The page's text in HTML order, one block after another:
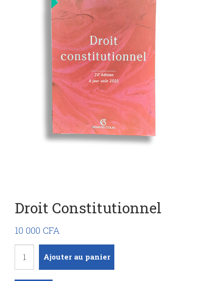
Droit Constitutionnel
10 000 CFA
Ajouter au panier